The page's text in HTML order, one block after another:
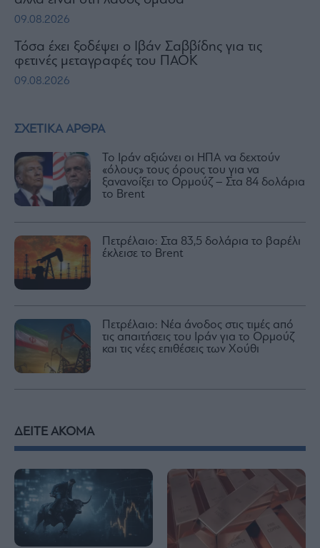
ΣΧΕΤΙΚΑ ΑΡΘΡΑ
Το Ιράν αξιώνει οι ΗΠΑ να δεχτούν
«όλους» τους όρους του για να
ξανανοίξει το Ορμούζ – Στα 84 δολάρια
το Brent
Πετρέλαιο: Στα 83,5 δολάρια το βαρέλι
έκλεισε το Brent
Πετρέλαιο: Νέα άνοδος στις τιμές από
τις απαιτήσεις του Ιράν για το Ορμούζ
και τις νέες επιθέσεις των Χούθι
09.08.2026
Τόσα έχει ξοδέψει ο Ιβάν Σαββίδης για τις
φετινές μεταγραφές του ΠΑΟΚ
09.08.2026
ΔΕΙΤΕ ΑΚΟΜΑ